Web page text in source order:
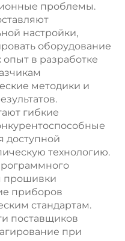
проблемы.
настройки,
оборудование
в разработке
методики и
гибкие
доступной
технологию.
прошивки
приборов
стандартам.
поставщиков
при